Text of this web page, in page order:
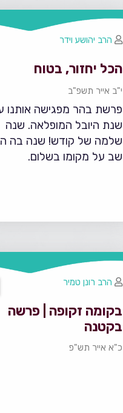
הכל יחזור, בטוח
י"ב אייר תשפ"ב
פרשת בהר מפגישה אותנו
שנת היובל המופלאה. שנה
שלמה של קודש! שנה בה
שב על מקומו בשלום.
הרב יהושע וידר
בקומה זקופה | פרשה
בקטנה
כ"א אייר תש"פ
הרב רונן טמיר